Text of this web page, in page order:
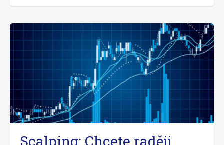
Scalping: Chcete raději